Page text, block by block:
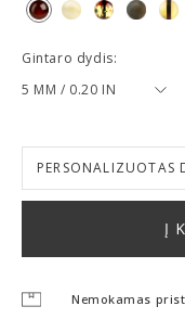
Gintaro dydis:
5 MM / 0.20 IN
PERSONALIZUOTAS
Į
Nemokamas